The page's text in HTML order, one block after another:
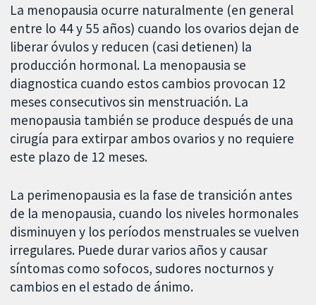
La menopausia ocurre naturalmente (en general
entre lo 44 y 55 años) cuando los ovarios dejan de
liberar óvulos y reducen (casi detienen) la
producción hormonal. La menopausia se
diagnostica cuando estos cambios provocan 12
meses consecutivos sin menstruación. La
menopausia también se produce después de una
cirugía para extirpar ambos ovarios y no requiere
este plazo de 12 meses.
La perimenopausia es la fase de transición antes
de la menopausia, cuando los niveles hormonales
disminuyen y los períodos menstruales se vuelven
irregulares. Puede durar varios años y causar
síntomas como sofocos, sudores nocturnos y
cambios en el estado de ánimo.